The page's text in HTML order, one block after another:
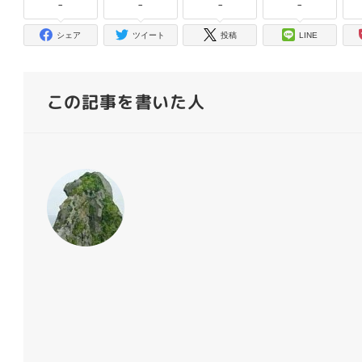
-
シェア
-
ツイート
-
投稿
-
LINE
この記事を書いた人